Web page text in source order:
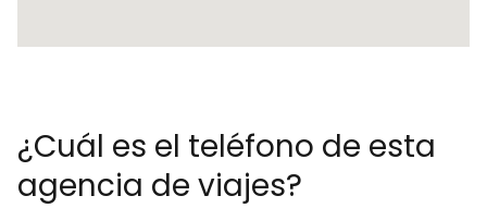
¿Cuál es el teléfono de esta
agencia de viajes?